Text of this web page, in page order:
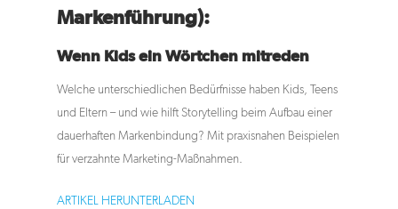
Markenführung):
Wenn Kids ein Wörtchen mitreden
Welche unterschiedlichen Bedürfnisse haben Kids, Teens
und Eltern – und wie hilft Storytelling beim Aufbau einer
dauerhaften Markenbindung? Mit praxisnahen Beispielen
für verzahnte Marketing-Maßnahmen.
ARTIKEL HERUNTERLADEN